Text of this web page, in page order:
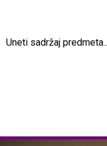
Uneti sadržaj predmeta..